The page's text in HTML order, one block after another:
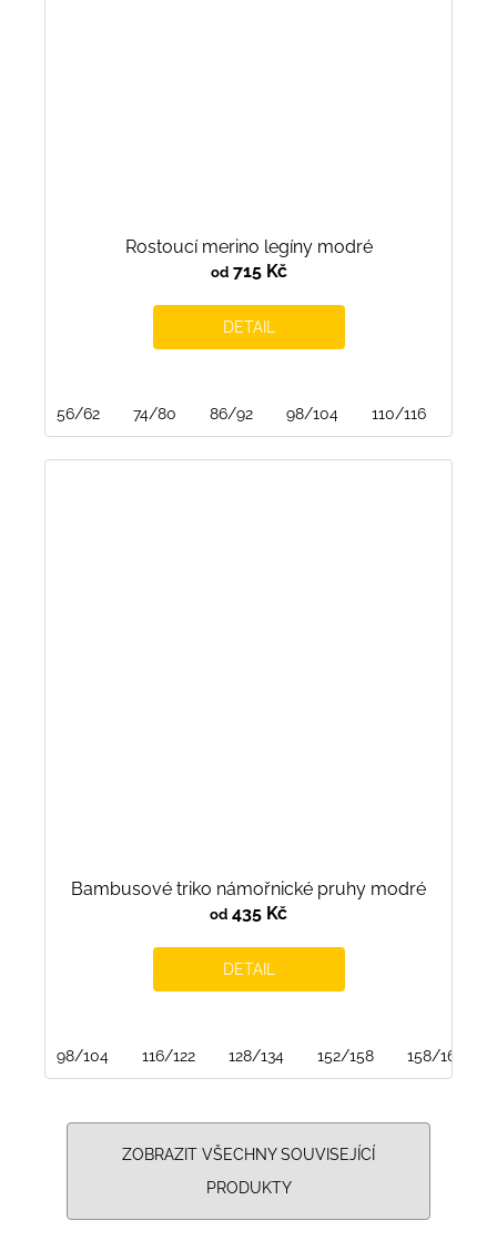
Rostoucí merino legíny modré
od715 Kč
DETAIL
56/62 74/80 86/92 98/104 110/116
Bambusové triko námořnické pruhy modré
od 435 Kč
DETAIL
98/104 116/122 128/134 152/158 158/164
ZOBRAZIT VŠECHNY SOUVISEJÍCÍ
PRODUKTY